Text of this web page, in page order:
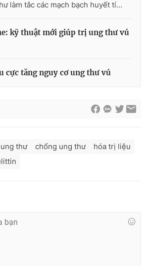
024.66 897 897
7300.7108
làm tắc các mạch bạch huyết tí...
kỹ thuật mới giúp trị ung thư vú
cực tăng nguy cơ ung thư vú
thư chống ung thư
hóa trị liệu